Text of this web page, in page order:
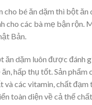
cho bé ăn dặm thì bột
cho các bà mẹ bận rộn.
Bản.
ăn dặm luôn được đánh
hấp thụ tốt. Sản phẩm
và các vitamin, chất đạm
toàn diện về cả thế